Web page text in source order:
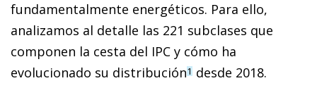
fundamentalmente energéticos. Para ello,
analizamos al detalle las 221 subclases que
componen la cesta del IPC y cómo ha
evolucionado su distribución1 desde 2018.